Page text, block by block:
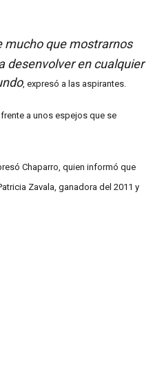
mucho que mostrarnos
desenvolver en cualquier
, expresó a las aspirantes.
a unos espejos que se
Chaparro, quien informó que
Zavala, ganadora del 2011 y